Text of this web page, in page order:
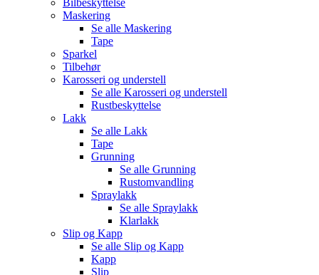
Maskering
Se alle Maskering
Tape
Sparkel
Tilbehør
Karosseri og understell
Se alle Karosseri og understell
Rustbeskyttelse
Lakk
Se alle Lakk
Tape
Grunning
Se alle Grunning
Rustomvandling
Spraylakk
Se alle Spraylakk
Klarlakk
Slip og Kapp
Se alle Slip og Kapp
Kapp
Slip